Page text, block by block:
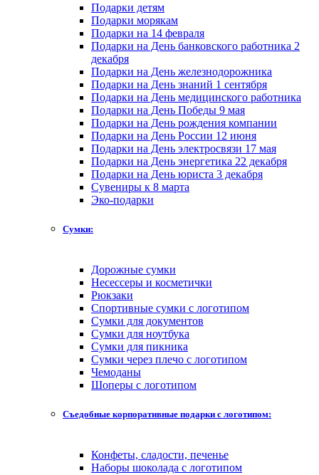
Подарки детям
Подарки морякам
Подарки на 14 февраля
Подарки на День банковского работника 2
декабря
Подарки на День железнодорожника
Подарки на День знаний 1 сентября
Подарки на День медицинского работника
Подарки на День Победы 9 мая
Подарки на День рождения компании
Подарки на День России 12 июня
Подарки на День электросвязи 17 мая
Подарки на День энергетика 22 декабря
Подарки на День юриста 3 декабря
Сувениры к 8 марта
Эко-подарки
Сумки:
Дорожные сумки
Несессеры и косметички
Рюкзаки
Спортивные сумки с логотипом
Сумки для документов
Сумки для ноутбука
Сумки для пикника
Сумки через плечо с логотипом
Чемоданы
Шоперы с логотипом
Съедобные корпоративные подарки с логотипом:
Конфеты, сладости, печенье
Наборы шоколада с логотипом